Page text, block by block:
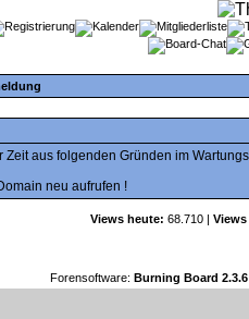
Zeit aus folgenden Gründen im
neu aufrufen !
Views heute: 68.710 |
Forensoftware: Burning Board 2.3.6